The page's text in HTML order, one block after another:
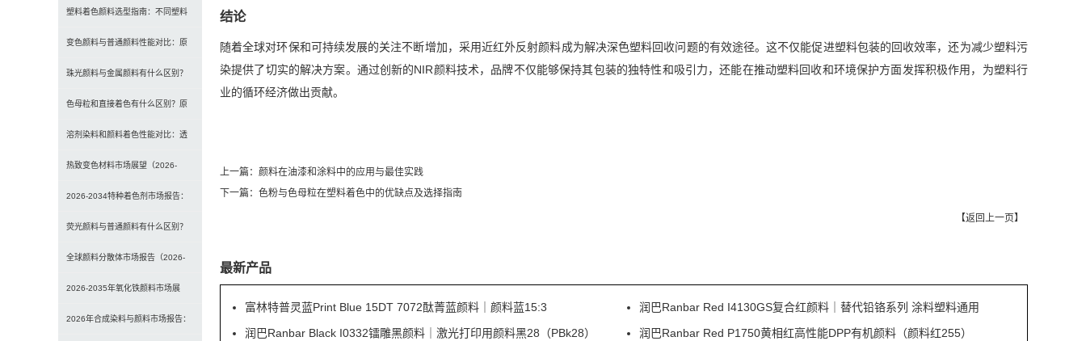
结论
随着全球对环保和可持续发展的关注不断增加，采用近红外反射颜料成为解决深色塑料回收问题的有效途径。这不仅能促进塑料包装的回收效率，还为减少塑料污
染提供了切实的解决方案。通过创新的NIR颜料技术，品牌不仅能够保持其包装的独特性和吸引力，还能在推动塑料回收和环境保护方面发挥积极作用，为塑料行
业的循环经济做出贡献。
上一篇： 颜料在油漆和涂料中的应用与最佳实践
下一篇： 色粉与色母粒在塑料着色中的优缺点及选择指南
【返回上一页】
最新产品
富林特普灵蓝Print Blue 15DT 7072酞菁蓝颜料｜颜料蓝15:3
润巴Ranbar Red I4130GS复合红颜料｜替代铅铬系列 涂料塑料通用
润巴Ranbar Black I0332镭雕黑颜料｜激光打印用颜料黑28（PBk28）
润巴Ranbar Red P1750黄相红高性能DPP有机颜料（颜料红255）
选型、研磨工艺及常见问题解决
塑料着色颜料选型指南：不同塑料
材料如何选择合适颜料？
变色颜料与普通颜料性能对比：原
理、特点及应用差异解析
珠光颜料与金属颜料有什么区别？
原理、效果与应用对比
色母粒和直接着色有什么区别？原
理、性能与应用全面对比
溶剂染料和颜料着色性能对比：透
明性、耐候性与应用选择全解析
热致变色材料市场展望（2026-
2034）：2034年将达336亿美元，
亚太份额超四成
2026-2034特种着色剂市场报告：
规模、份额、趋势及预测
荧光颜料与普通颜料有什么区别？
发光原理、性能对比及应用解析
全球颜料分散体市场报告（2026-
2033）：无机颜料主导，涂料为最
大应用
2026-2035年氧化铁颜料市场展
望：全球规模将达41亿美元，建筑
2026年合成染料与颜料市场报告：